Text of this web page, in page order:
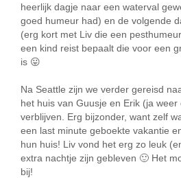
heerlijk dagje naar een waterval
goed humeur had) en de volgende
(erg kort met Liv die een
een kind reist bepaalt die voor een
is 😛
Na Seattle zijn we verder gereisd
het huis van Guusje en Erik (ja
verblijven. Erg bijzonder, want zelf
een last minute geboekte vakantie
hun huis! Liv vond het erg zo leuk
extra nachtje zijn gebleven 🙂 Het
bij!